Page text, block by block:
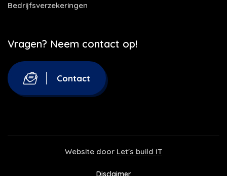
Bedrijfsverzekeringen
Vragen? Neem contact op!
Contact
Website door Let's build IT
Disclaimer